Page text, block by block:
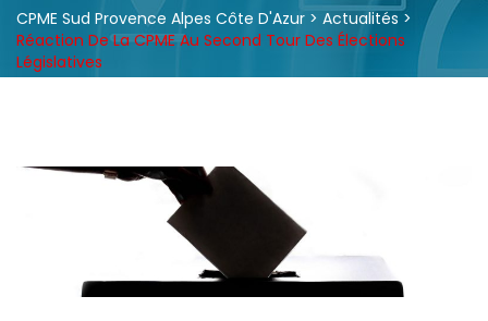
CPME Sud Provence Alpes Côte D'Azur > Actualités >
Réaction De La CPME Au Second Tour Des Élections
Législatives